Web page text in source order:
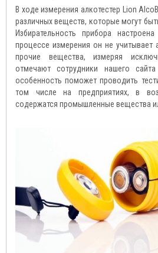
В ходе измерения алкотестер Lion
различных веществ, которые могут
Избирательность прибора
процессе измерения он не учитывает
прочие вещества, измеряя
отмечают сотрудники нашего
особенность поможет проводить
том числе на предприятиях, в
содержатся промышленные вещества